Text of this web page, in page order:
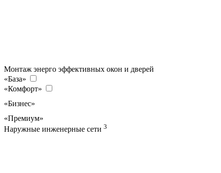
Монтаж энерго эффективных окон и дверей
«База»
«Комфорт»
«Бизнес»
«Премиум»
Наружные инженерные сети 3